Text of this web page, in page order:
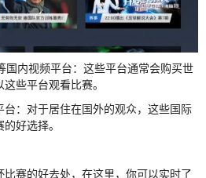
国内视频平台：这些平台通常会购买世
些平台观看比赛。
：对于居住在国外的观众，这些国际
好选择。
赛的好去处，在这里，你可以实时了